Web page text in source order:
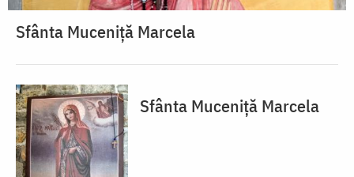
Sfânta Muceniță Marcela
Sfânta Muceniță Marcela